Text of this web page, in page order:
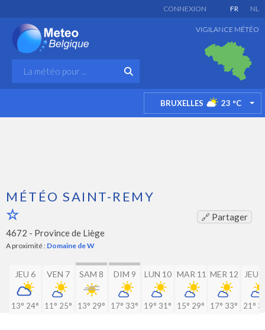
FR NL
CONNEXION
VIGILANCE MÉTÉO
BRUXELLES 23 °C
MÉTÉO SAINT-REMY
🔗 Partager
4672 - Province de Liège
A proximité : Domaine de W
JEU 6
13° 24°
VEN 7
11° 25°
SAM 8
13° 29°
DIM 9
17° 33°
LUN 10
19° 31°
MAR 11
15° 29°
MER 12
17° 33°
JEU
21°